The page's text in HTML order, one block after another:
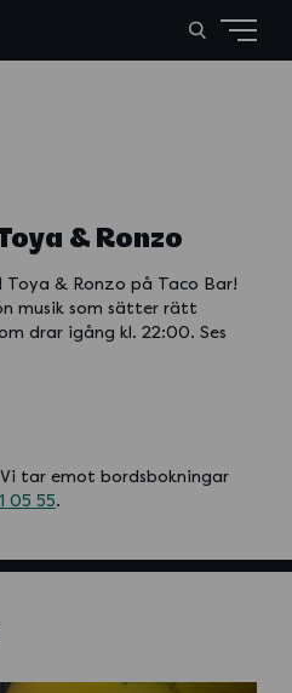
& Ronzo
& Ronzo på Taco Bar!
musik som sätter rätt
drar igång kl. 22:00. Ses
tar emot bordsbokningar
05 55.